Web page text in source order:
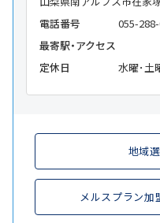
電話番号
055-
最寄駅・アクセス
定休日
水曜･土
地域
メルスプラン加